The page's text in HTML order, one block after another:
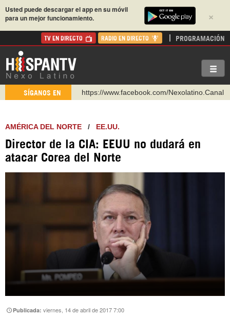
×
Usted puede descargar el app en su móvil
para un mejor funcionamiento.
TV EN DIRECTO RADIO EN DIRECTO PROGRAMACIÓN
SÍGANOS EN
https://www.youtube.com/@nexo_latino
https://t.me/hispantvcanal
https://urmedium.com/c/hispantv
WhatsApp y Viber: +98 921 79 29 404
https://www.facebook.com/Nexolatino.Canal
AMÉRICA DEL NORTE / EE.UU.
Director de la CIA: EEUU no dudará en
atacar Corea del Norte
Publicada:viernes, 14 de abril de 2017 7:00